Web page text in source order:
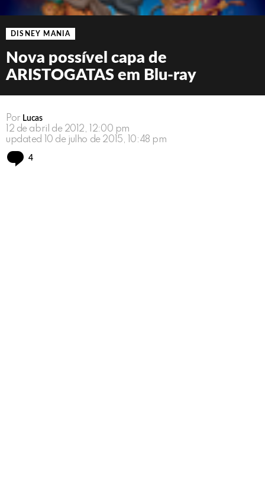
DISNEY MANIA
Nova possível capa de
ARISTOGATAS em Blu-ray
Por Lucas
12 de abril de 2012, 12:00 pm
updated
10 de julho de 2015, 10:48 pm
4